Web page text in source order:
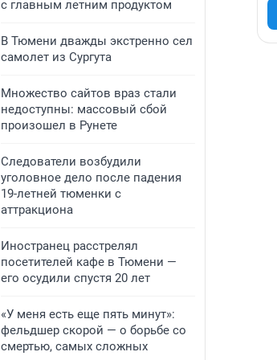
с главным летним продуктом
В Тюмени дважды экстренно сел
самолет из Сургута
Множество сайтов враз стали
недоступны: массовый сбой
произошел в Рунете
Следователи возбудили
уголовное дело после падения
19-летней тюменки с
аттракциона
Иностранец расстрелял
посетителей кафе в Тюмени —
его осудили спустя 20 лет
«У меня есть еще пять минут»:
фельдшер скорой — о борьбе со
смертью, самых сложных